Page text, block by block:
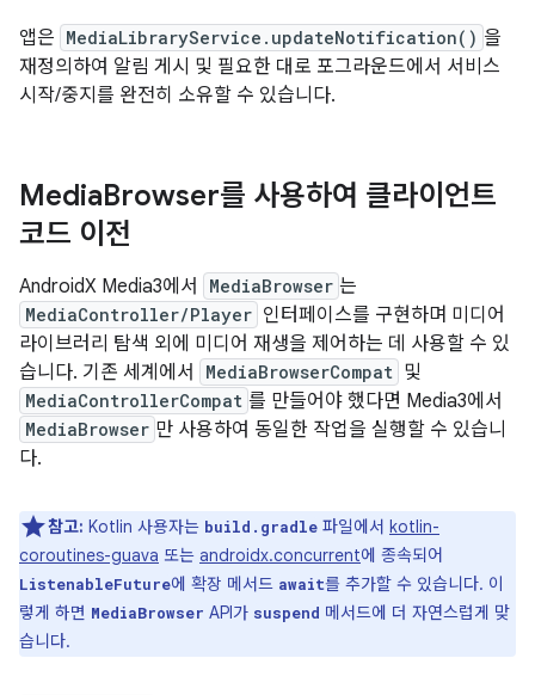
앱은 MediaLibraryService.updateNotification() 을
재정의하여 알림 게시 및 필요한 대로 포그라운드에서 서비스
시작/중지를 완전히 소유할 수 있습니다.
MediaBrowser를 사용하여 클라이언트
코드 이전
AndroidX Media3에서 MediaBrowser 는
MediaController/Player 인터페이스를 구현하며 미디어
라이브러리 탐색 외에 미디어 재생을 제어하는 데 사용할 수 있
습니다. 기존 세계에서
MediaBrowserCompat 및
MediaControllerCompat 를 만들어야 했다면 Media3에서
MediaBrowser 만 사용하여 동일한 작업을 실행할 수 있습니
다.
참고: Kotlin 사용자는 build.gradle 파일에서 kotlin-
coroutines-guava 또는 androidx.concurrent에 종속되어
ListenableFuture에 확장 메서드 await를 추가할 수 있습니다. 이
렇게 하면 MediaBrowser API가 suspend 메서드에 더 자연스럽게 맞
습니다.